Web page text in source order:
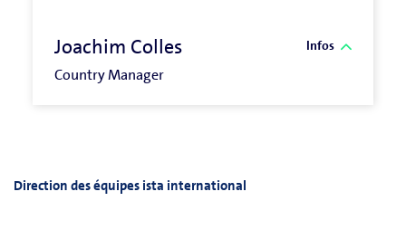
Joachim Colles
Country Manager
Infos
Direction des équipes ista international